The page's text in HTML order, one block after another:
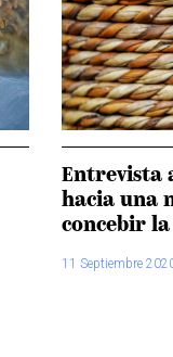
Entrevista
hacia una
concebir
11 Septiembre